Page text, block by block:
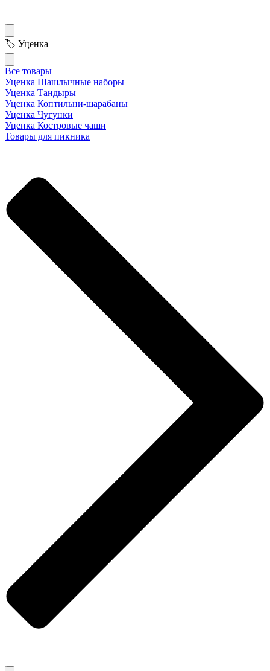
🏷 Уценка
Все товары
Уценка Шашлычные наборы
Уценка Тандыры
Уценка Коптильни-шарабаны
Уценка Чугунки
Уценка Костровые чаши
Товары для пикника